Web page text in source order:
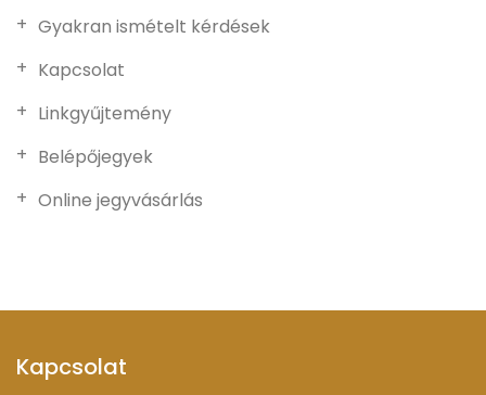
Gyakran ismételt kérdések
Kapcsolat
Linkgyűjtemény
Belépőjegyek
Online jegyvásárlás
Kapcsolat